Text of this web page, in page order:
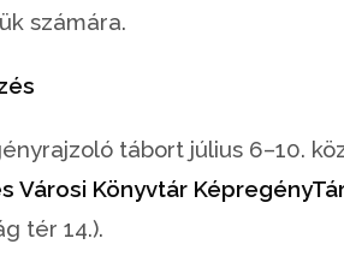
számára.
tábort július 6–10.
Városi Könyvtár
tér 14.).